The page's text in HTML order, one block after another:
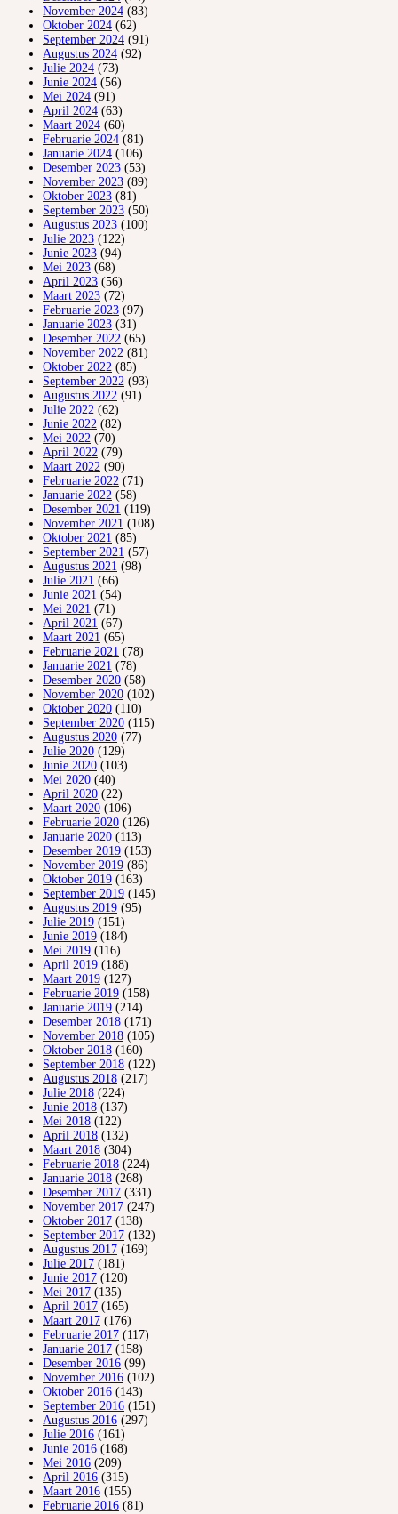
November 2024 (83)
Oktober 2024 (62)
September 2024 (91)
Augustus 2024 (92)
Julie 2024 (73)
Junie 2024 (56)
Mei 2024 (91)
April 2024 (63)
Maart 2024 (60)
Februarie 2024 (81)
Januarie 2024 (106)
Desember 2023 (53)
November 2023 (89)
Oktober 2023 (81)
September 2023 (50)
Augustus 2023 (100)
Julie 2023 (122)
Junie 2023 (94)
Mei 2023 (68)
April 2023 (56)
Maart 2023 (72)
Februarie 2023 (97)
Januarie 2023 (31)
Desember 2022 (65)
November 2022 (81)
Oktober 2022 (85)
September 2022 (93)
Augustus 2022 (91)
Julie 2022 (62)
Junie 2022 (82)
Mei 2022 (70)
April 2022 (79)
Maart 2022 (90)
Februarie 2022 (71)
Januarie 2022 (58)
Desember 2021 (119)
November 2021 (108)
Oktober 2021 (85)
September 2021 (57)
Augustus 2021 (98)
Julie 2021 (66)
Junie 2021 (54)
Mei 2021 (71)
April 2021 (67)
Maart 2021 (65)
Februarie 2021 (78)
Januarie 2021 (78)
Desember 2020 (58)
November 2020 (102)
Oktober 2020 (110)
September 2020 (115)
Augustus 2020 (77)
Julie 2020 (129)
Junie 2020 (103)
Mei 2020 (40)
April 2020 (22)
Maart 2020 (106)
Februarie 2020 (126)
Januarie 2020 (113)
Desember 2019 (153)
November 2019 (86)
Oktober 2019 (163)
September 2019 (145)
Augustus 2019 (95)
Julie 2019 (151)
Junie 2019 (184)
Mei 2019 (116)
April 2019 (188)
Maart 2019 (127)
Februarie 2019 (158)
Januarie 2019 (214)
Desember 2018 (171)
November 2018 (105)
Oktober 2018 (160)
September 2018 (122)
Augustus 2018 (217)
Julie 2018 (224)
Junie 2018 (137)
Mei 2018 (122)
April 2018 (132)
Maart 2018 (304)
Februarie 2018 (224)
Januarie 2018 (268)
Desember 2017 (331)
November 2017 (247)
Oktober 2017 (138)
September 2017 (132)
Augustus 2017 (169)
Julie 2017 (181)
Junie 2017 (120)
Mei 2017 (135)
April 2017 (165)
Maart 2017 (176)
Februarie 2017 (117)
Januarie 2017 (158)
Desember 2016 (99)
November 2016 (102)
Oktober 2016 (143)
September 2016 (151)
Augustus 2016 (297)
Julie 2016 (161)
Junie 2016 (168)
Mei 2016 (209)
April 2016 (315)
Maart 2016 (155)
Februarie 2016 (81)